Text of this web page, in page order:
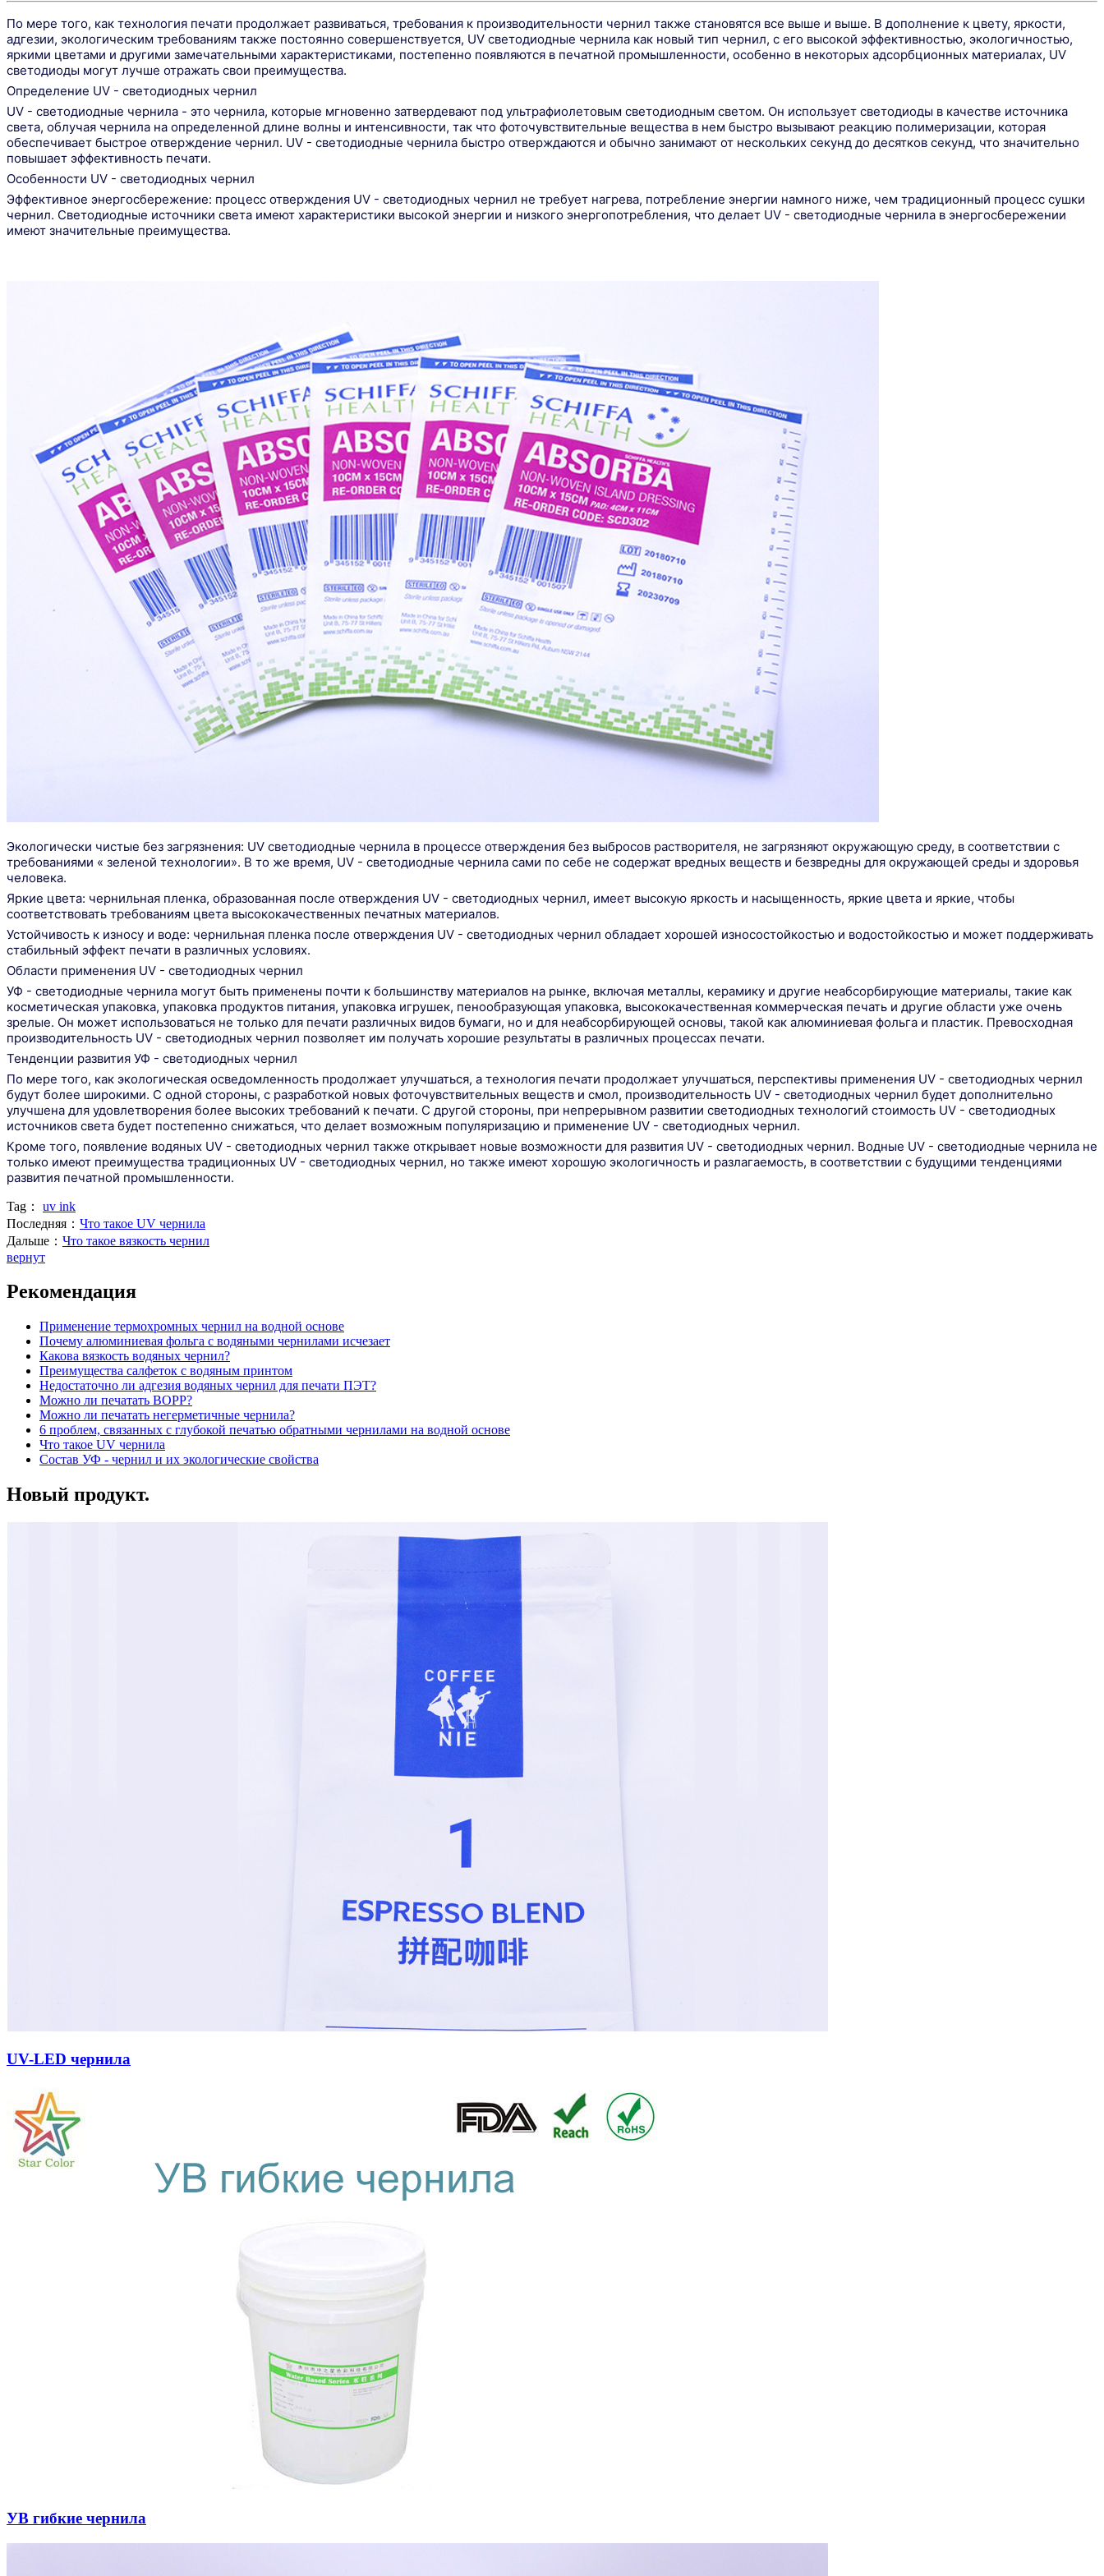
По мере того, как технология печати продолжает развиваться, требования к производительности чернил также становятся все выше и выше. В дополнение к цвету, яркости,
адгезии, экологическим требованиям также постоянно совершенствуется, UV светодиодные чернила как новый тип чернил, с его высокой эффективностью, экологичностью,
яркими цветами и другими замечательными характеристиками, постепенно появляются в печатной промышленности, особенно в некоторых адсорбционных материалах, UV
светодиоды могут лучше отражать свои преимущества.
Определение UV - светодиодных чернил
UV - светодиодные чернила - это чернила, которые мгновенно затвердевают под ультрафиолетовым светодиодным светом. Он использует светодиоды в качестве источника
света, облучая чернила на определенной длине волны и интенсивности, так что фоточувствительные вещества в нем быстро вызывают реакцию полимеризации, которая
обеспечивает быстрое отверждение чернил. UV - светодиодные чернила быстро отверждаются и обычно занимают от нескольких секунд до десятков секунд, что значительно
повышает эффективность печати.
Особенности UV - светодиодных чернил
Эффективное энергосбережение: процесс отверждения UV - светодиодных чернил не требует нагрева, потребление энергии намного ниже, чем традиционный процесс сушки
чернил. Светодиодные источники света имеют характеристики высокой энергии и низкого энергопотребления, что делает UV - светодиодные чернила в энергосбережении
имеют значительные преимущества.
Экологически чистые без загрязнения: UV светодиодные чернила в процессе отверждения без выбросов растворителя, не загрязняют окружающую среду, в соответствии с
требованиями « зеленой технологии». В то же время, UV - светодиодные чернила сами по себе не содержат вредных веществ и безвредны для окружающей среды и здоровья
человека.
Яркие цвета: чернильная пленка, образованная после отверждения UV - светодиодных чернил, имеет высокую яркость и насыщенность, яркие цвета и яркие, чтобы
соответствовать требованиям цвета высококачественных печатных материалов.
Устойчивость к износу и воде: чернильная пленка после отверждения UV - светодиодных чернил обладает хорошей износостойкостью и водостойкостью и может поддерживать
стабильный эффект печати в различных условиях.
Области применения UV - светодиодных чернил
УФ - светодиодные чернила могут быть применены почти к большинству материалов на рынке, включая металлы, керамику и другие неабсорбирующие материалы, такие как
косметическая упаковка, упаковка продуктов питания, упаковка игрушек, пенообразующая упаковка, высококачественная коммерческая печать и другие области уже очень
зрелые. Он может использоваться не только для печати различных видов бумаги, но и для неабсорбирующей основы, такой как алюминиевая фольга и пластик. Превосходная
производительность UV - светодиодных чернил позволяет им получать хорошие результаты в различных процессах печати.
Тенденции развития УФ - светодиодных чернил
По мере того, как экологическая осведомленность продолжает улучшаться, а технология печати продолжает улучшаться, перспективы применения UV - светодиодных чернил
будут более широкими. С одной стороны, с разработкой новых фоточувствительных веществ и смол, производительность UV - светодиодных чернил будет дополнительно
улучшена для удовлетворения более высоких требований к печати. С другой стороны, при непрерывном развитии светодиодных технологий стоимость UV - светодиодных
источников света будет постепенно снижаться, что делает возможным популяризацию и применение UV - светодиодных чернил.
Кроме того, появление водяных UV - светодиодных чернил также открывает новые возможности для развития UV - светодиодных чернил. Водные UV - светодиодные чернила не
только имеют преимущества традиционных UV - светодиодных чернил, но также имеют хорошую экологичность и разлагаемость, в соответствии с будущими тенденциями
развития печатной промышленности.
Tag：
uv ink
Последняя： Что такое UV чернила
Дальше： Что такое вязкость чернил
вернут
Рекомендация
Применение термохромных чернил на водной основе
Почему алюминиевая фольга с водяными чернилами исчезает
Какова вязкость водяных чернил?
Преимущества салфеток с водяным принтом
Недостаточно ли адгезия водяных чернил для печати ПЭТ?
Можно ли печатать BOPP?
Можно ли печатать негерметичные чернила?
6 проблем, связанных с глубокой печатью обратными чернилами на водной основе
Что такое UV чернила
Состав УФ - чернил и их экологические свойства
Новый продукт.
UV-LED чернила
УВ гибкие чернила